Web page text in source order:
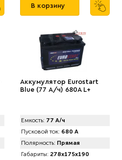
В корзину
Аккумулятор Eurostart
Blue (77 А/ч) 680А L+
Емкость: 77 А/ч
Пусковой ток: 680 А
Полярность: Прямая
Габариты: 278x175x190